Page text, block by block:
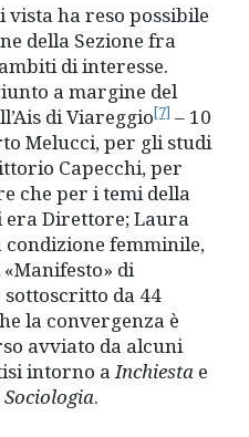
vista ha reso possibile
della Sezione fra
di interesse.
a margine del
di Viareggio[7] – 10
Melucci, per gli studi
Capecchi, per
che per i temi della
era Direttore; Laura
femminile,
di
da 44
la convergenza è
avviato da alcuni
intorno aInchiesta e
.